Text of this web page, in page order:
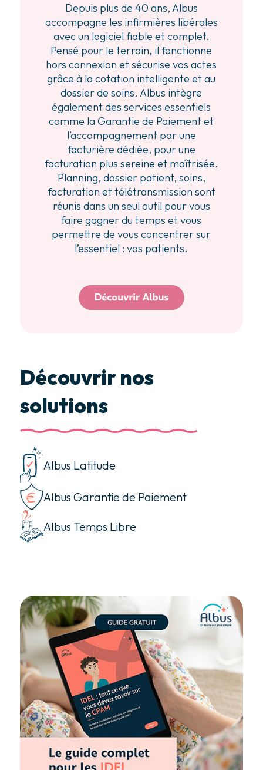
Depuis plus de 40 ans, Albus
accompagne les infirmières libérales
avec un logiciel fiable et complet.
Pensé pour le terrain, il fonctionne
hors connexion et sécurise vos actes
grâce à la cotation intelligente et au
dossier de soins. Albus intègre
également des services essentiels
comme la Garantie de Paiement et
l’accompagnement par une
facturière dédiée, pour une
facturation plus sereine et maîtrisée.
Planning, dossier patient, soins,
facturation et télétransmission sont
réunis dans un seul outil pour vous
faire gagner du temps et vous
permettre de vous concentrer sur
l’essentiel : vos patients.
Découvrir nos
solutions
Albus Latitude
Albus Garantie de Paiement
Albus Temps Libre